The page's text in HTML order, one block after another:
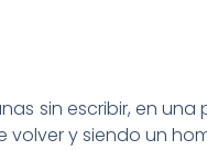
sin escribir, en
volver y siendo un